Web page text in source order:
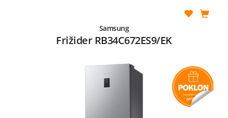
Samsung
Frižider RB34C672ES9/EK